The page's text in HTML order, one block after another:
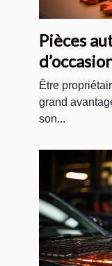
Pièces
Être
grand
son...